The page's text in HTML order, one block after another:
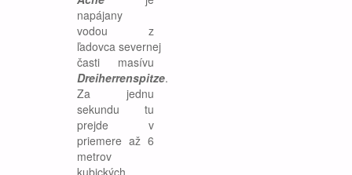
napájany
vodou z
ľadovca severnej
časti masívu
Dreiherrenspitze.
Za jednu
sekundu tu
prejde v
priemere až 6
metrov